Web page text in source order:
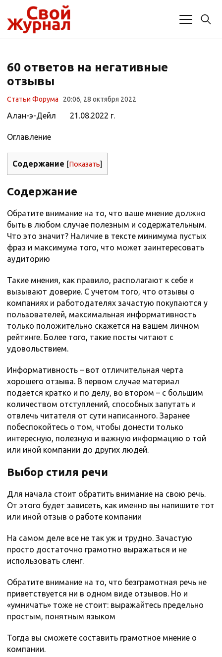
60 ответов на негативные
отзывы
Статьи Форума 20:06, 28 октября 2022
Алан-э-Дейл 21.08.2022 г.
Оглавление
Содержание [Показать]
Содержание
Обратите внимание на то, что ваше мнение должно
быть в любом случае полезным и содержательным.
Что это значит? Наличие в тексте минимума пустых
фраз и максимума того, что может заинтересовать
аудиторию
Такие мнения, как правило, располагают к себе и
вызывают доверие. С учетом того, что отзывы о
компаниях и работодателях зачастую покупаются у
пользователей, максимальная информативность
только положительно скажется на вашем личном
рейтинге. Более того, такие посты читают с
удовольствием.
Информативность – вот отличительная черта
хорошего отзыва. В первом случае материал
подается кратко и по делу, во втором – с большим
количеством отступлений, способных запутать и
отвлечь читателя от сути написанного. Заранее
побеспокойтесь о том, чтобы донести только
интересную, полезную и важную информацию о той
или иной компании до других людей.
Выбор стиля речи
Для начала стоит обратить внимание на свою речь.
От этого будет зависеть, как именно вы напишите тот
или иной отзыв о работе компании
На самом деле все не так уж и трудно. Зачастую
просто достаточно грамотно выражаться и не
использовать сленг.
Обратите внимание на то, что безграмотная речь не
приветствуется ни в одном виде отзывов. Но и
«умничать» тоже не стоит: выражайтесь предельно
простым, понятным языком
Тогда вы сможете составить грамотное мнение о
компании.